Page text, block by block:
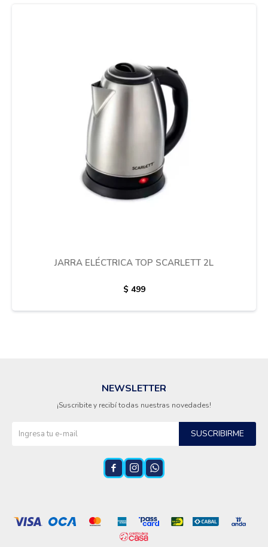
JARRA ELÉCTRICA TOP SCARLETT 2L
$ 499
NEWSLETTER
¡Suscribite y recibí todas nuestras novedades!
SUSCRIBIRME
  
Aire libre y Jardín
Cuidado personal
Lavado y secado